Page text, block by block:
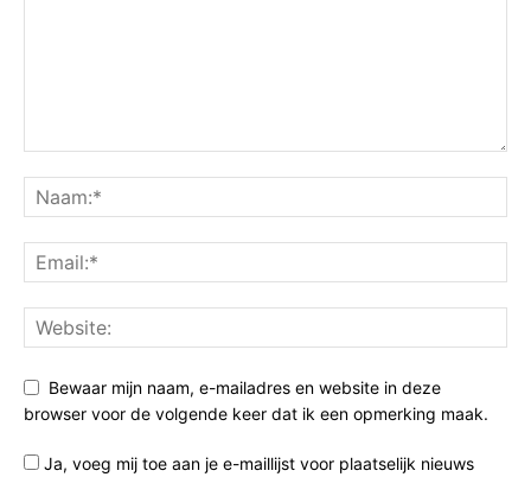
Bewaar mijn naam, e-mailadres en website in deze
browser voor de volgende keer dat ik een opmerking maak.
Ja, voeg mij toe aan je e-maillijst voor plaatselijk nieuws